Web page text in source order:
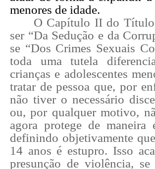
menores de idade.
O Capítulo II do
ser “Da Sedução e da
se “Dos Crimes Sexuais
toda uma tutela
crianças e adolescentes
tratar de pessoa que, por
não tiver o necessário
ou, por qualquer motivo,
agora protege de maneira
definindo objetivamente
14 anos é estupro. Isso
presunção de violência, se